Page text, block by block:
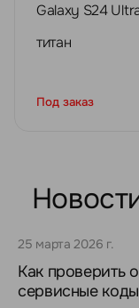
Galaxy S24
титан
Под заказ
25 марта 2026 г.
Как проверить
сервисные